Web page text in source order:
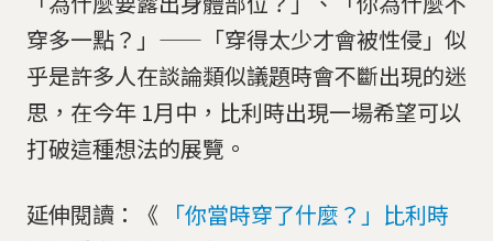
穿多一點？」——「穿得太少才會被性侵」似
乎是許多人在談論類似議題時會不斷出現的迷
思，在今年 1月中，比利時出現一場希望可以
打破這種想法的展覽。
延伸閱讀：《
「你當時穿了什麼？」比利時